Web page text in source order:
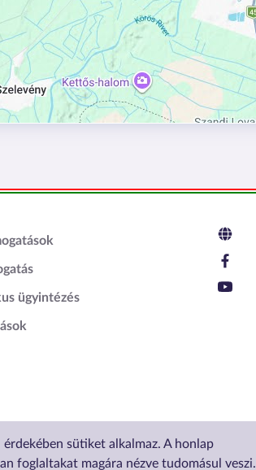
sütiket alkalmaz. A honlap
foglaltakat magára nézve tudomásul veszi.
ügyintézés